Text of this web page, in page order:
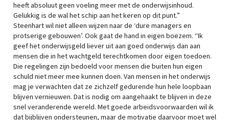
heeft absoluut geen voeling meer met de onderwijsinhoud.
Gelukkig is de wal het schip aan het keren op dit punt.”
Steenhart wil niet alleen wijzen naar de ‘dure managers en
protserige gebouwen’. Ook gaat de hand in eigen boezem. “Ik
geef het onderwijsgeld liever uit aan goed onderwijs dan aan
mensen die in het wachtgeld terechtkomen door eigen toedoen.
Die regelingen zijn bedoeld voor mensen die buiten hun eigen
schuld niet meer mee kunnen doen. Van mensen in het onderwijs
mag je verwachten dat ze zichzelf gedurende hun hele loopbaan
blijven vernieuwen. Dat is nodig om aangehaakt te blijven in deze
snel veranderende wereld. Met goede arbeidsvoorwaarden wil ik
dat bijblijven ondersteunen, maar de motivatie daarvoor moet wel